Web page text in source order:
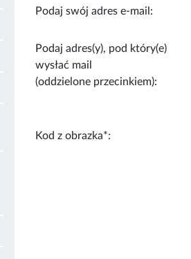
Podaj swój adres e-mail:
Podaj adres(y), pod który(e)
wysłać mail
(oddzielone przecinkiem):
Kod z obrazka*: